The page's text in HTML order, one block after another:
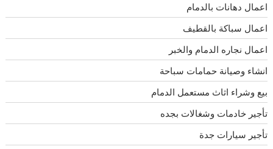
اعمال دهانات بالدمام
اعمال سباكة بالقطيف
اعمال نجاره الدمام والخبر
انشاء وصيانة حمامات سباحة
بيع وشراء اثاث مستعمل الدمام
تأجير خادمات وشغالات بجده
تأجير سيارات جدة